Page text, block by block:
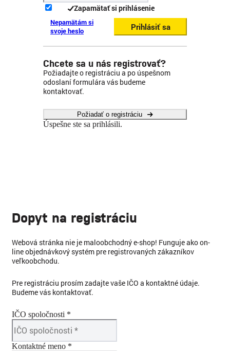
Zapamätať si prihlásenie
Nepamätám si
svoje heslo
Prihlásiť sa
Chcete sa u nás registrovať?
Požiadajte o registráciu a po úspešnom
odoslaní formulára vás budeme
kontaktovať.
Požiadať o registráciu
Úspešne ste sa prihlásili.
Dopyt na registráciu
Webová stránka nie je maloobchodný e-shop! Funguje ako on-
line objednávkový systém pre registrovaných zákazníkov
veľkoobchodu.
Pre registráciu prosím zadajte vaše IČO a kontaktné údaje.
Budeme vás kontaktovať.
IČO spoločnosti *
Kontaktné meno *